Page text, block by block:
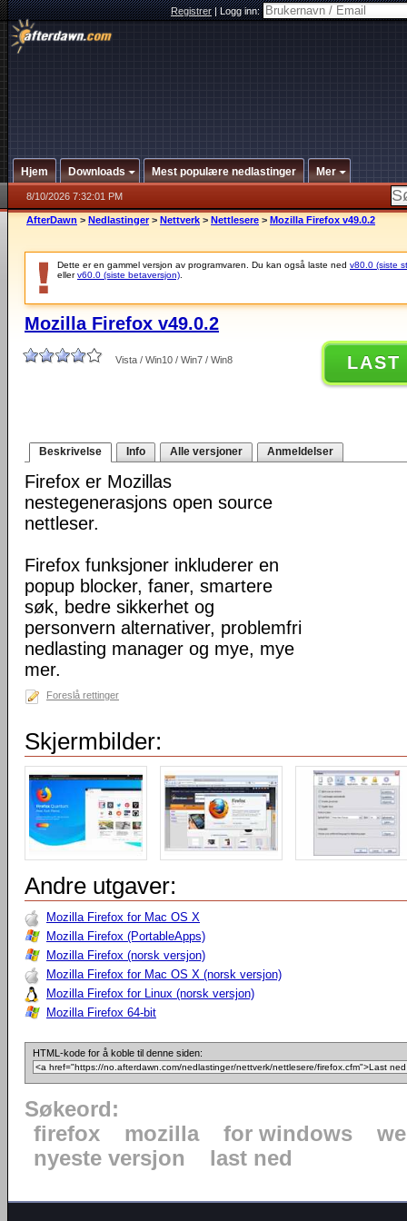
Registrer|Logg inn:
Hjem Downloads Mest populære nedlastinger Mer
8/10/2026 7:32:01 PM
AfterDawn > Nedlastinger > Nettverk > Nettlesere > Mozilla Firefox v49.0.2
Dette er en gammel versjon av programvaren. Du kan også laste ned v80.0 (siste
ellerv60.0 (siste betaversjon)
Mozilla Firefox v49.0.2
Vista / Win10 / Win7 / Win8 LAST
Beskrivelse Info Alle versjoner Anmeldelser
Firefox er Mozillas
nestegenerasjons open source
nettleser.
Firefox funksjoner inkluderer en
popup blocker, faner, smartere
søk, bedre sikkerhet og
personvern alternativer, problemfri
nedlasting manager og mye, mye
mer.
Foreslå rettinger
Skjermbilder:
Andre utgaver:
Mozilla Firefox for Mac OS X
Mozilla Firefox (PortableApps)
Mozilla Firefox (norsk versjon)
Mozilla Firefox for Mac OS X (norsk versjon)
Mozilla Firefox for Linux (norsk versjon)
Mozilla Firefox 64-bit
HTML-kode for å koble til denne siden:
Søkeord:
firefox
mozilla for windows
nyeste versjon
last ned